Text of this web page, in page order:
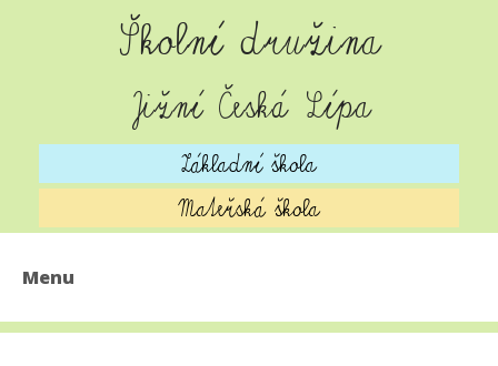
Školní družina
Jižní Česká Lípa
Základní škola
Mateřská škola
Menu